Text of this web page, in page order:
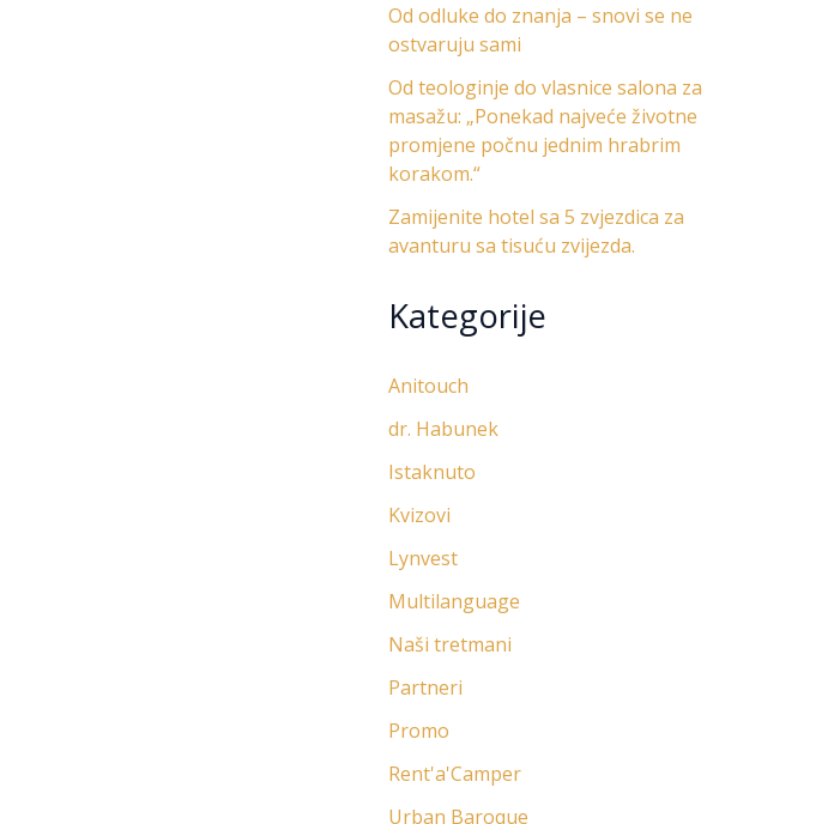
Od odluke do znanja – snovi se ne
ostvaruju sami
Od teologinje do vlasnice salona za
masažu: „Ponekad najveće životne
promjene počnu jednim hrabrim
korakom.“
Zamijenite hotel sa 5 zvjezdica za
avanturu sa tisuću zvijezda.
Kategorije
Anitouch
dr. Habunek
Istaknuto
Kvizovi
Lynvest
Multilanguage
Naši tretmani
Partneri
Promo
Rent'a'Camper
Urban Baroque